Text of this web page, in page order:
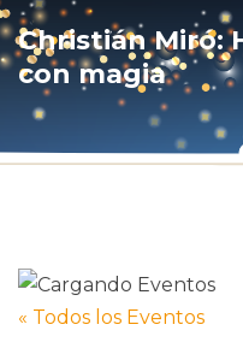
Christián Miró:
con magia
« Todos los Eventos